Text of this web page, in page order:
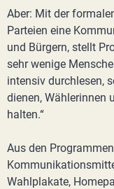
Aber: Mit der
Parteien eine
und Bürgern, stellt
sehr wenige
intensiv durchlesen,
dienen, Wählerinnen
halten.“
Aus den
Wahlplakate,